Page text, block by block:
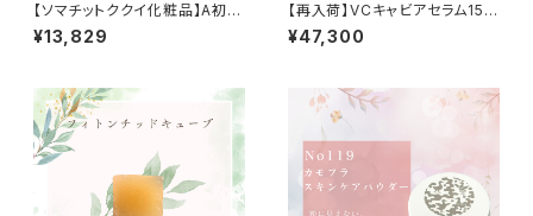
【ソマチットククイ化粧品】A初回
ヘルシービューティー5点セッ
ト〜小梅ちゃんおすすめスキン
¥13,829
【再入荷】VCキャビアセラム15m
l＆ザ キャビアクリーム30ｇ2点
セット マスク１枚プレゼント！
¥47,300